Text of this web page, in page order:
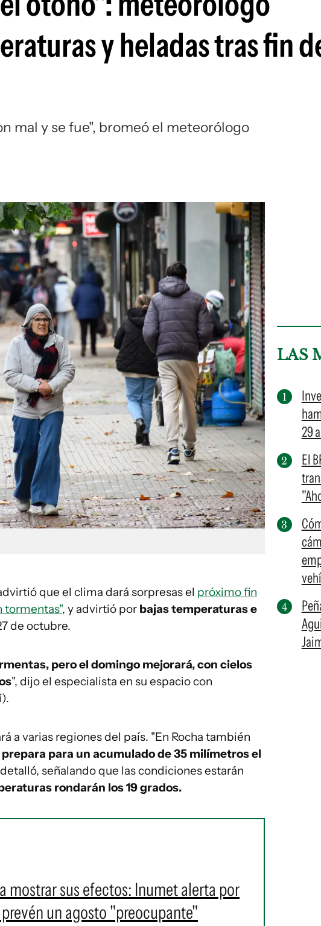
y heladas tras fin
mal y se fue", bromeó el meteorólogo
que el clima dará sorpresas el próximo fin
tormentas", y advirtió por bajas temperaturas e
de octubre.
pero el domingo mejorará, con cielos
", dijo el especialista en su espacio con
a varias regiones del país. "En Rocha también
para un acumulado de 35 milímetros el
detalló, señalando que las condiciones estarán
rondarán los 19 grados.
mostrar sus efectos: Inumet alerta por
un agosto "preocupante"
LAS
29
El